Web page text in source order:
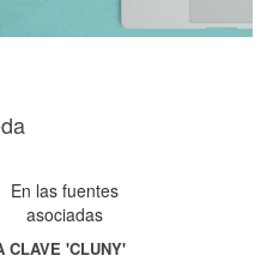
En las fuentes
asociadas
CLAVE'CLUNY'